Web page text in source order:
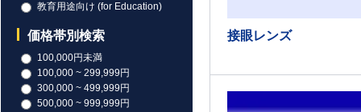
教育用途向け (for Education)
価格帯別検索
100,000円未満
100,000 ~ 299,999円
300,000 ~ 499,999円
500,000 ~ 999,999円
接眼レンズ